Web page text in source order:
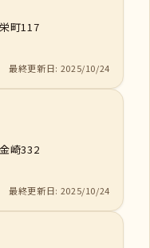
町117
最終更新日: 2025/10/24
崎332
最終更新日: 2025/10/24